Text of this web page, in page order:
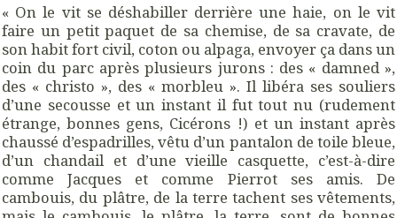
« On le vit se déshabiller derrière une haie, on le vit
faire un petit paquet de sa chemise, de sa cravate, de
son habit fort civil, coton ou alpaga, envoyer ça dans un
coin du parc après plusieurs jurons : des « damned »,
des « christo », des « morbleu ». Il libéra ses souliers
d’une secousse et un instant il fut tout nu (rudement
étrange, bonnes gens, Cicérons !) et un instant après
chaussé d’espadrilles, vêtu d’un pantalon de toile bleue,
d’un chandail et d’une vieille casquette, c’est-à-dire
comme Jacques et comme Pierrot ses amis. De
cambouis, du plâtre, de la terre tachent ses vêtements,